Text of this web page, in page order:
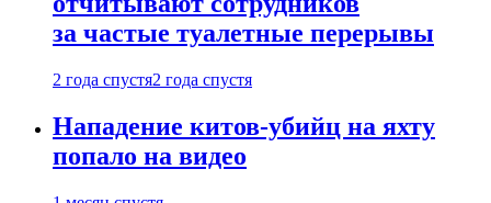
за частые туалетные перерывы
2 года спустя2 года спустя
Нападение китов-убийц на яхту
попало на видео